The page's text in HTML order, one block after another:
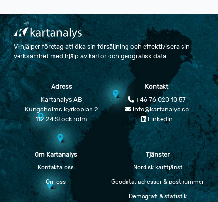
Vi hjälper företag att öka sin försäljning och effektivisera sin
verksamhet med hjälp av kartor och geografisk data.
Adress
Kartanalys AB
Kungsholms kyrkoplan 2
112 24 Stockholm
Kontakt
+46 76 020 10 57
info@kartanalys.se
Linkedin
Om Kartanalys
Kontakta oss
Om oss
Tjänster
Nordisk karttjänst
Geodata, adresser & postnummer
Demografi & statistik